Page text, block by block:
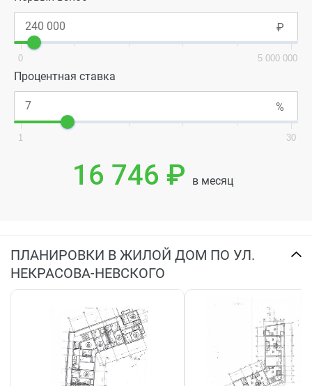
0 5 000 000
Процентная ставка
1 30
16 746 ₽ в месяц
ПЛАНИРОВКИ В ЖИЛОЙ ДОМ ПО УЛ.
НЕКРАСОВА-НЕВСКОГО